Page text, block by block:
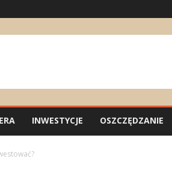
INWESTYCJE OSZCZĘDZANIE